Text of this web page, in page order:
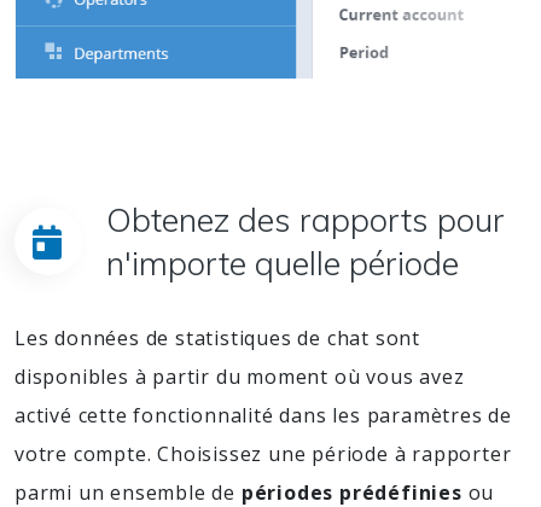
Obtenez des rapports pour
n'importe quelle période
Les données de statistiques de chat sont
disponibles à partir du moment où vous avez
activé cette fonctionnalité dans les paramètres de
votre compte. Choisissez une période à rapporter
parmi un ensemble de périodes prédéfinies ou